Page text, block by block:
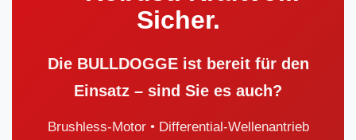
Sicher.
Die BULLDOGGE ist bereit für den
Einsatz – sind Sie es auch?
Brushless-Motor • Differential-Wellenantrieb